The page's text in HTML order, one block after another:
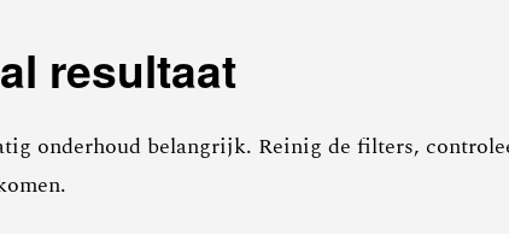
resultaat
onderhoud belangrijk. Reinig de filters,